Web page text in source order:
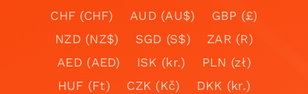
CHF (CHF)
AUD (AU$)
GBP (£)
NZD (NZ$)
SGD (S$)
ZAR (R)
AED (AED)
ISK (kr.)
PLN (zł)
HUF (Ft)
CZK (Kč)
DKK (kr.)